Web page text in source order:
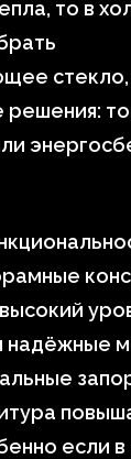
то в
надёжные
если